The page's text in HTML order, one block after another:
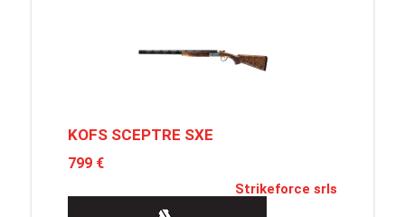
KOFS SCEPTRE SXE
799 €
Strikeforce srls